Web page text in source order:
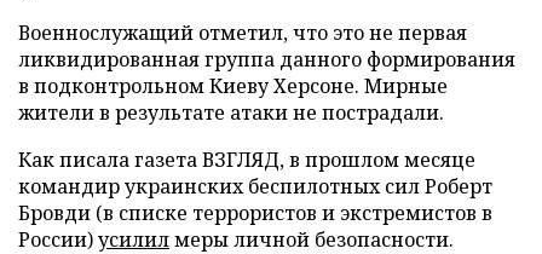
Военнослужащий отметил, что это не первая
ликвидированная группа данного формирования
в подконтрольном Киеву Херсоне. Мирные
жители в результате атаки не пострадали.
Как писала газета ВЗГЛЯД, в прошлом месяце
командир украинских беспилотных сил Роберт
Бровди (в списке террористов и экстремистов в
России)усилилмеры личной безопасности.